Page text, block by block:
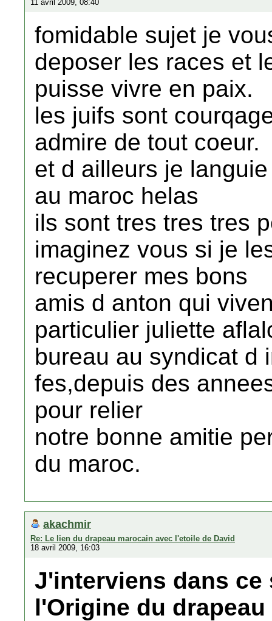
11 avril 2009, 08:40
fomidable sujet je
deposer les races et
puisse vivre en paix.
les juifs sont
admire de tout coeur.
et d ailleurs je
au maroc helas
ils sont tres tres tres
imaginez vous si je
recuperer mes bons
amis d anton qui
particulier juliette
bureau au syndicat d
fes,depuis des
pour relier
notre bonne amitie
du maroc.
akachmir
Re: Le lien du drapeau marocain avec l'etoile de David
18 avril 2009, 16:03
J'interviens dans
l'Origine du drapeau